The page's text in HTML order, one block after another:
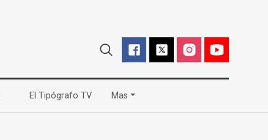
(current)El Tipógrafo TV(current)
Mas